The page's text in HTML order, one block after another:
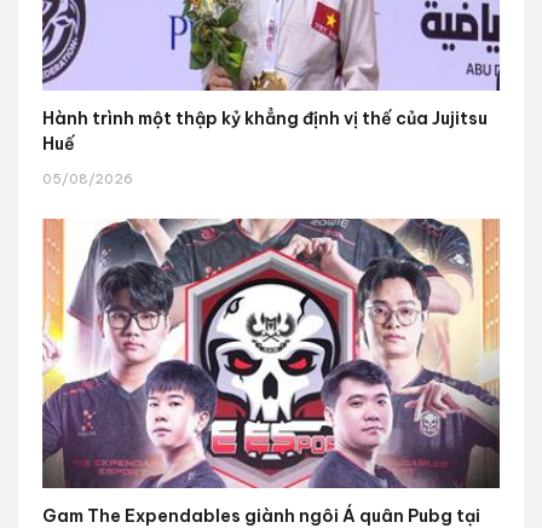
Hành trình một thập kỷ khẳng định vị thế của Jujitsu
Huế
05/08/2026
Gam The Expendables giành ngôi Á quân Pubg tại